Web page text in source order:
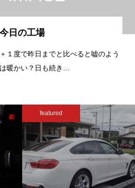
今日の工場
１度で昨日までと比べると嘘のよう
暖かい？日も続き…
featured